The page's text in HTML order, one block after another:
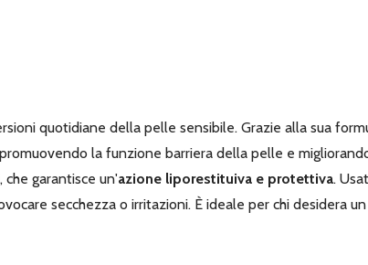
quotidiane della pelle sensibile. Grazie alla sua
la funzione barriera della pelle e
garantisce un'azione liporestituiva e protettiva.
secchezza o irritazioni. È ideale per chi desidera